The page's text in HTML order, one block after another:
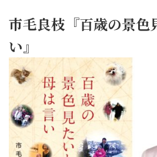
市毛良枝『百歳の景色
い』